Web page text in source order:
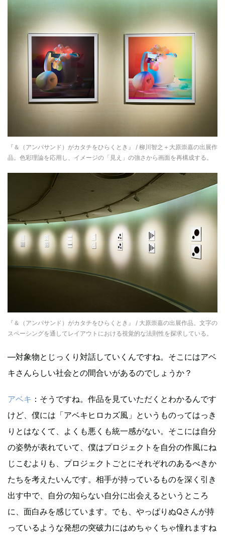
『＆（アンパサンド）がカタチをひらくとき』 / 柳川智之＋大原崇嘉の出展作
品。色彩理論を応用し、イメージの「見え」の強さから画面を再構成する。
『＆（アンパサンド）がカタチをひらくとき』 / 大原崇嘉の出展作品。文字の
スペーシングを通してレイアウトにおける視覚的な法則性を探求している。
―対象物とじっくり対話していくんですね。そこにはアベ
キさんらしい社会との間合いがあるのでしょうか？
アベキ ：そうですね。作品を見ていただくとわかるんです
けど、僕には「アベキヒロカズ風」というものってはっき
りとはなくて、よくも悪くも統一感がない。そこには自分
の姿勢が表れていて、僕はプロジェクトを自分の作風にね
じこむよりも、プロジェクトごとにそれぞれのあるべきか
たちを考えたいんです。相手が持っているものを深く引き
出す中で、自分の知らない自分に出会えるというところ
に、面白みを感じています。でも、やっぱりぬQさんが持
っているような発想の突破力にはめちゃくちゃ憧れますね